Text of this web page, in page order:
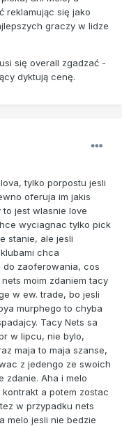
reklamując się jako
graczy w lidze
się overall zgadzać -
dyktują cenę.
tylko porpostu jesli
oferuja im jakis
jest wlasnie love
wyciagnac tylko pick
stanie, ale jesli
chca
zaoferowania, cos
moim zdaniem tacy
w ew. trade, bo jesli
murphego to chyba
Tacy Nets sa
w lipcu, nie bylo,
maja to maja szanse,
z jedengo ze swoich
zdanie. Aha i melo
a potem zostac
w przypadku nets
melo jesli nie bedzie